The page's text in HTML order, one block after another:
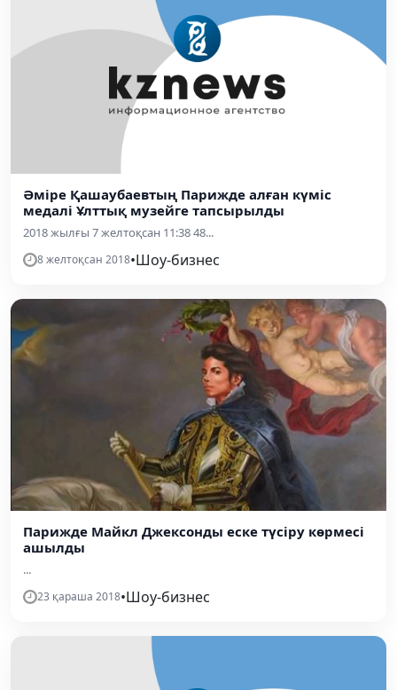
Әміре Қашаубаевтың Парижде алған күміс
медалі Ұлттық музейге тапсырылды
2018 жылғы 7 желтоқсан 11:38 48...
8 желтоқсан 2018•Шоу-бизнес
Парижде Майкл Джексонды еске түсіру көрмесі
ашылды
...
23 қараша 2018•Шоу-бизнес